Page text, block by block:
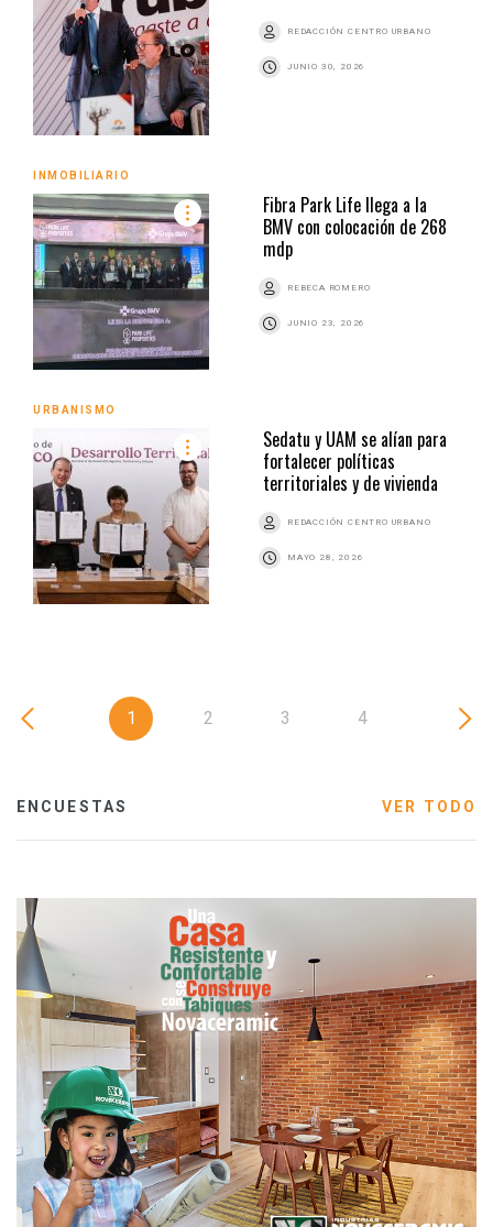
REDACCIÓN CENTRO URBANO
JUNIO 30, 2026
INMOBILIARIO
Fibra Park Life llega a la
BMV con colocación de 268
mdp
REBECA ROMERO
JUNIO 23, 2026
URBANISMO
Sedatu y UAM se alían para
fortalecer políticas
territoriales y de vivienda
REDACCIÓN CENTRO URBANO
MAYO 28, 2026
1 2 3 4
ENCUESTAS VER TODO